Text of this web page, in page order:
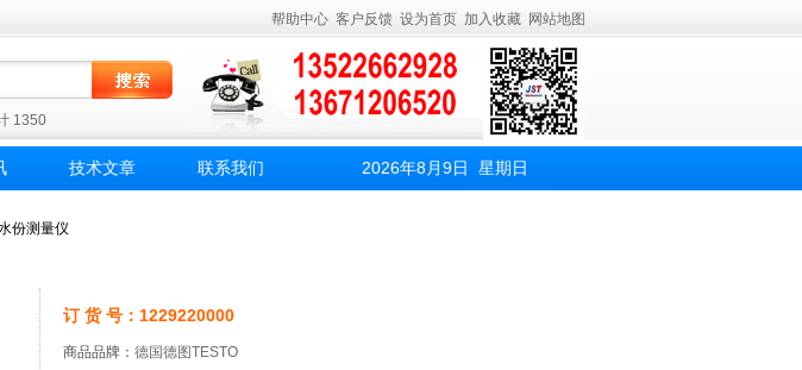
帮助中心 客户反馈 设为首页 加入收藏 网站地图
1350
技术文章 联系我们 2026年8月9日 星期日
份测量仪
订 货 号：1229220000
商品品牌： 德国德图TESTO